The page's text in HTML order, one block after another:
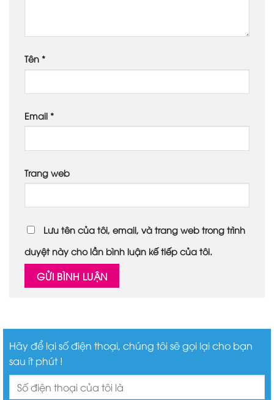
Tên *
Email *
Trang web
Lưu tên của tôi, email, và trang web trong trình
duyệt này cho lần bình luận kế tiếp của tôi.
Hãy để lại số điện thoại, chúng tôi sẽ gọi lại cho bạn
sau ít phút !